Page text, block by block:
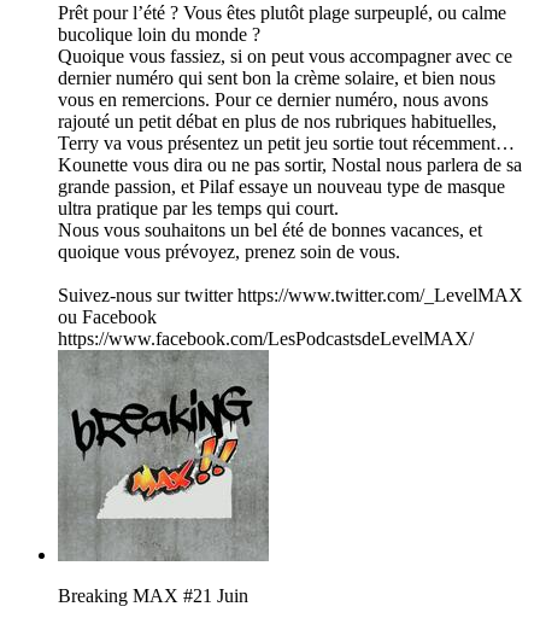
Prêt pour l’été ? Vous êtes plutôt plage surpeuplé, ou calme
bucolique loin du monde ?
Quoique vous fassiez, si on peut vous accompagner avec ce
dernier numéro qui sent bon la crème solaire, et bien nous
vous en remercions. Pour ce dernier numéro, nous avons
rajouté un petit débat en plus de nos rubriques habituelles,
Terry va vous présentez un petit jeu sortie tout récemment…
Kounette vous dira ou ne pas sortir, Nostal nous parlera de sa
grande passion, et Pilaf essaye un nouveau type de masque
ultra pratique par les temps qui court.
Nous vous souhaitons un bel été de bonnes vacances, et
quoique vous prévoyez, prenez soin de vous.
Suivez-nous sur twitter https://www.twitter.com/_LevelMAX
ou Facebook
https://www.facebook.com/LesPodcastsdeLevelMAX/
Breaking MAX #21 Juin